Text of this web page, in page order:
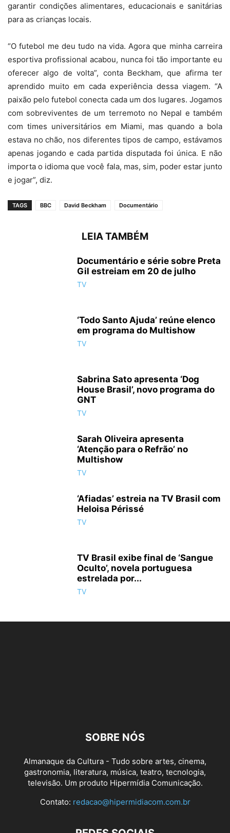
garantir condições alimentares, educacionais e sanitárias
para as crianças locais.
“O futebol me deu tudo na vida. Agora que minha carreira
esportiva profissional acabou, nunca foi tão importante eu
oferecer algo de volta”, conta Beckham, que afirma ter
aprendido muito em cada experiência dessa viagem. “A
paixão pelo futebol conecta cada um dos lugares. Jogamos
com sobreviventes de um terremoto no Nepal e também
com times universitários em Miami, mas quando a bola
estava no chão, nos diferentes tipos de campo, estávamos
apenas jogando e cada partida disputada foi única. E não
importa o idioma que você fala, mas, sim, poder estar junto
e jogar”, diz.
TAGS BBC David Beckham Documentário
LEIA TAMBÉM
Documentário e série sobre Preta
Gil estreiam em 20 de julho
TV
‘Todo Santo Ajuda’ reúne elenco
em programa do Multishow
TV
Sabrina Sato apresenta ‘Dog
House Brasil’, novo programa do
GNT
TV
Sarah Oliveira apresenta
‘Atenção para o Refrão’ no
Multishow
TV
‘Afiadas’ estreia na TV Brasil com
Heloisa Périssé
TV
TV Brasil exibe final de ‘Sangue
Oculto’, novela portuguesa
estrelada por...
TV
SOBRE NÓS
Almanaque da Cultura - Tudo sobre artes, cinema,
gastronomia, literatura, música, teatro, tecnologia,
televisão. Um produto Hipermídia Comunicação.
Contato: redacao@hipermidiacom.com.br